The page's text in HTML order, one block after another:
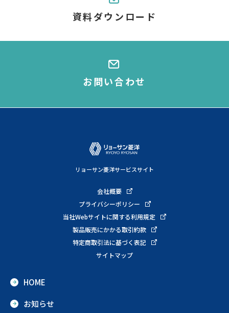
資料ダウンロード
お問い合わせ
リョーサン菱洋サービスサイト
会社概要
プライバシーポリシー
当社Webサイトに関する利用規定
製品販売にかかる取引約款
特定商取引法に基づく表記
サイトマップ
HOME
お知らせ